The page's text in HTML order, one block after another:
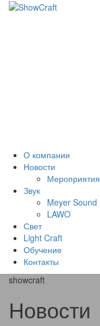
О компании
Новости
Мероприятия
Звук
Meyer Sound
LAWO
Свет
Light Craft
Обучение
Контакты
showcraft
Новости